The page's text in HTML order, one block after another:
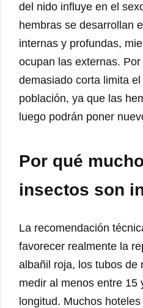
del nido influye en el
hembras se desarrollan
internas y profundas,
ocupan las externas.
demasiado corta limita
población, ya que las
luego podrán poner
Por qué
insectos son
La recomendación
favorecer realmente la
albañil roja, los tubos de
medir al menos entre 15
longitud. Muchos